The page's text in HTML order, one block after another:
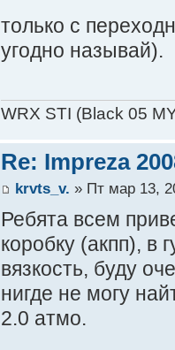
только с
угодно называй).
WRX STI (Black 05
Re: Impreza
krvts_v. » Пт мар 13,
Ребята всем
коробку (акпп), в
вязкость, буду
нигде не могу
2.0 атмо.